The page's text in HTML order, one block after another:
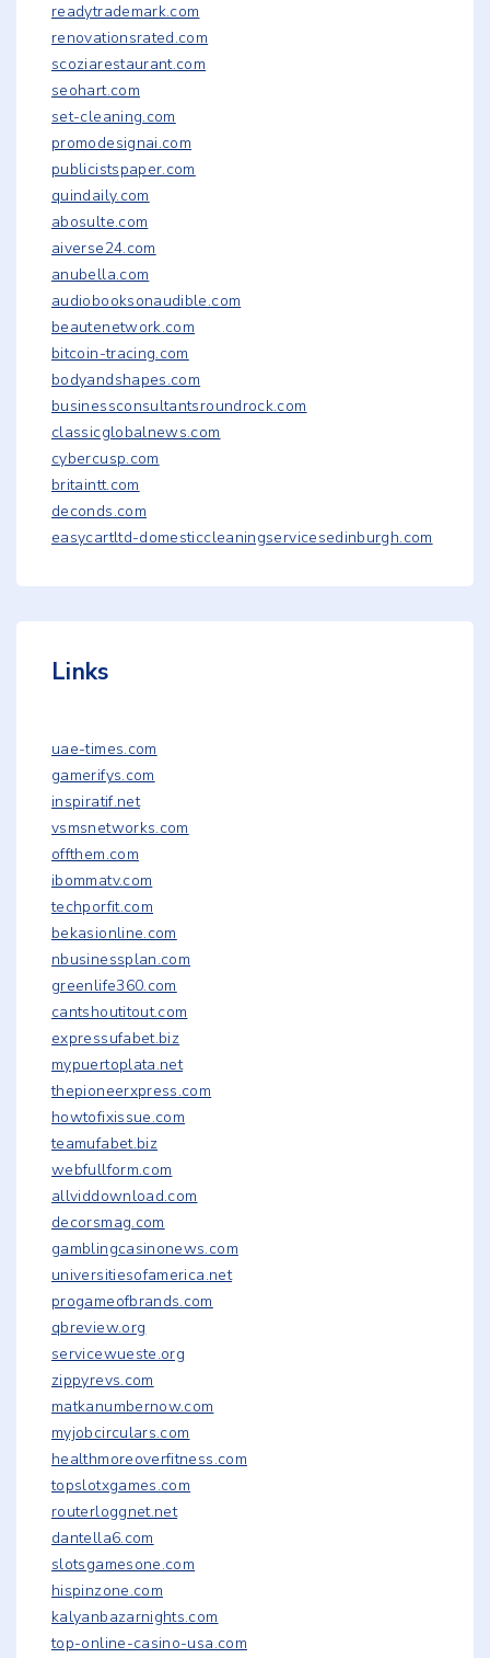
readytrademark.com
renovationsrated.com
scoziarestaurant.com
seohart.com
set-cleaning.com
promodesignai.com
publicistspaper.com
quindaily.com
abosulte.com
aiverse24.com
anubella.com
audiobooksonaudible.com
beautenetwork.com
bitcoin-tracing.com
bodyandshapes.com
businessconsultantsroundrock.com
classicglobalnews.com
cybercusp.com
britaintt.com
deconds.com
easycartltd-domesticcleaningservicesedinburgh.com
Links
uae-times.com
gamerifys.com
inspiratif.net
vsmsnetworks.com
offthem.com
ibommatv.com
techporfit.com
bekasionline.com
nbusinessplan.com
greenlife360.com
cantshoutitout.com
expressufabet.biz
mypuertoplata.net
thepioneerxpress.com
howtofixissue.com
teamufabet.biz
webfullform.com
allviddownload.com
decorsmag.com
gamblingcasinonews.com
universitiesofamerica.net
progameofbrands.com
qbreview.org
servicewueste.org
zippyrevs.com
matkanumbernow.com
myjobcirculars.com
healthmoreoverfitness.com
topslotxgames.com
routerloggnet.net
dantella6.com
slotsgamesone.com
hispinzone.com
kalyanbazarnights.com
top-online-casino-usa.com